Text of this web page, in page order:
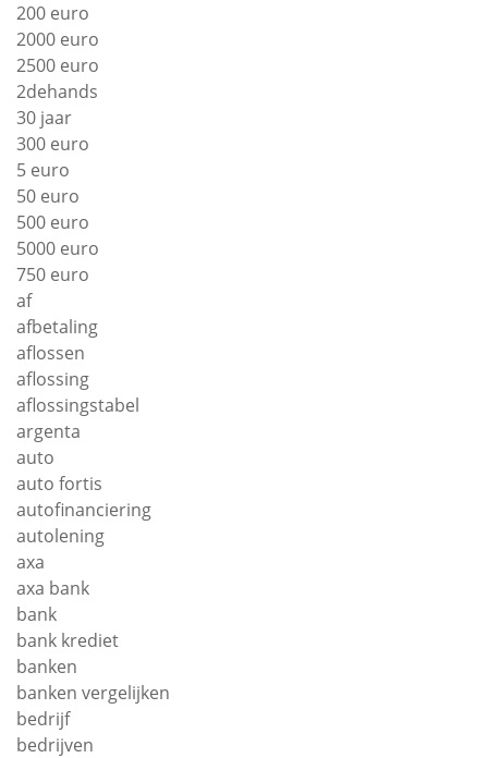
200 euro
2000 euro
2500 euro
2dehands
30 jaar
300 euro
5 euro
50 euro
500 euro
5000 euro
750 euro
af
afbetaling
aflossen
aflossing
aflossingstabel
argenta
auto
auto fortis
autofinanciering
autolening
axa
axa bank
bank
bank krediet
banken
banken vergelijken
bedrijf
bedrijven